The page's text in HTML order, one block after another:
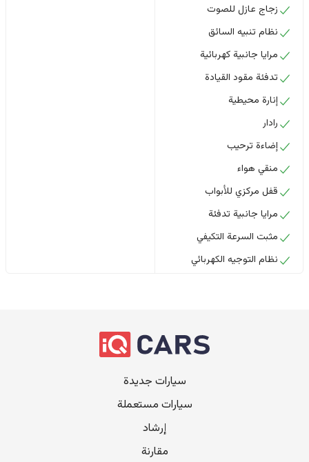
زجاج عازل للصوت
نظام تنبيه السائق
مرايا جانبية كهربائية
تدفئة مقود القيادة
إنارة محيطية
رادار
إضاءة ترحيب
منقي هواء
قفل مركزي للأبواب
مرايا جانبية تدفئة
مثبت السرعة التكيفي
نظام التوجيه الكهربائي
سيارات جديدة
سيارات مستعملة
إرشاد
مقارنة